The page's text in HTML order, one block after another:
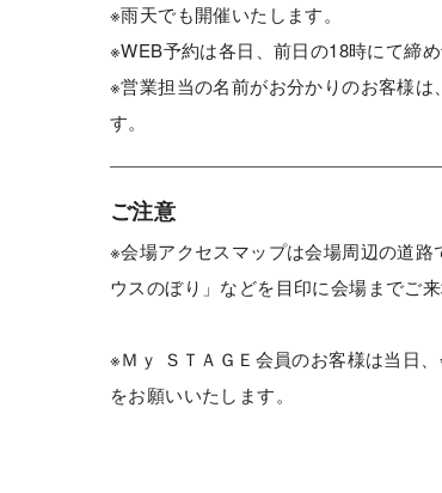
※雨天でも開催いたします。
※WEB予約は各日、前日の18時にて締め
※営業担当の名前がお分かりのお客様
す。
ご注意
※会場アクセスマップは会場周辺の道
ウスのぼり」などを目印に会場までご来
※Ｍｙ ＳＴＡＧＥ会員のお客様は当日
をお願いいたします。